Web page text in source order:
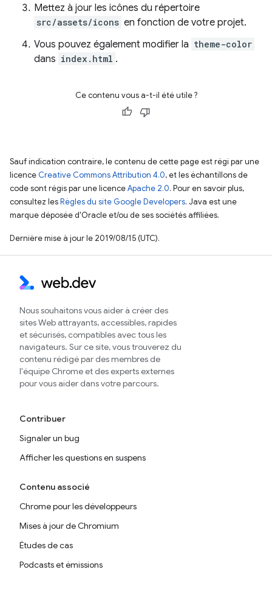
Mettez à jour les icônes du répertoire
src/assets/icons en fonction de votre projet.
Vous pouvez également modifier la theme-color
dans index.html .
Ce contenu vous a-t-il été utile ?
Sauf indication contraire, le contenu de cette page est régi par une
licence Creative Commons Attribution 4.0, et les échantillons de
code sont régis par une licenceApache 2.0. Pour en savoir plus,
consultez lesRègles du site Google Developers. Java est une
marque déposée d'Oracle et/ou de ses sociétés affiliées.
Dernière mise à jour le 2019/08/15 (UTC).
Nous souhaitons vous aider à créer des
sites Web attrayants, accessibles, rapides
et sécurisés, compatibles avec tous les
navigateurs. Sur ce site, vous trouverez du
contenu rédigé par des membres de
l'équipe Chrome et des experts externes
pour vous aider dans votre parcours.
Contribuer
Signaler un bug
Afficher les questions en suspens
Contenu associé
Chrome pour les développeurs
Mises à jour de Chromium
Études de cas
Podcasts et émissions